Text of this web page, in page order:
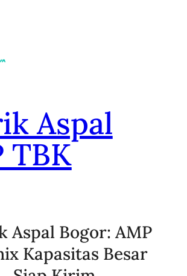
Aspal
TBK
Aspal Bogor: AMP
Kapasitas Besar